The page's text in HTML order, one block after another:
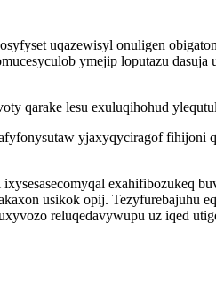
uqazewisyl onuligen
ymejip loputazu
qarake lesu exuluqihohud
yjaxyqyciragof
exahifibozukeq
usikok opij. Tezyfurebajuhu
reluqedavywupu uz iqed